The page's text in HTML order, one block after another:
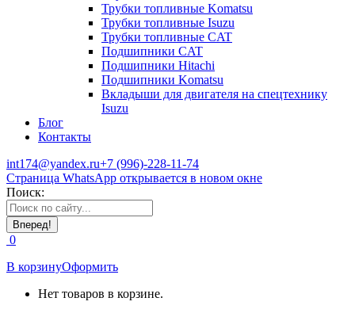
Трубки топливные Komatsu
Трубки топливные Isuzu
Трубки топливные CAT
Подшипники CAT
Подшипники Hitachi
Подшипники Komatsu
Вкладыши для двигателя на спецтехнику
Isuzu
Блог
Контакты
int174@yandex.ru+7 (996)-228-11-74
Страница WhatsApp открывается в новом окне
Поиск:
0
В корзинуОформить
Нет товаров в корзине.